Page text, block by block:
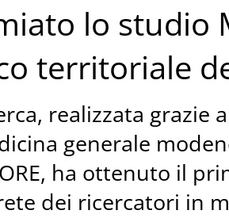
lo studio
territoriale
realizzata grazie
generale
ha ottenuto il
dei ricercatori in